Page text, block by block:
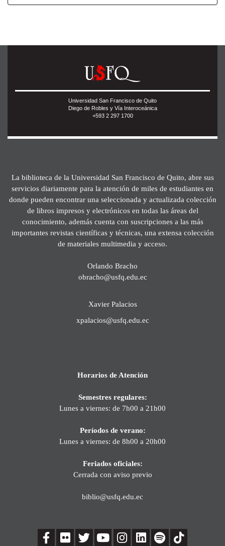
Universidad San Francisco de Quito
Diego de Robles y Vía Interoceánica
+593 2 297 1700
La biblioteca de la Universidad San Francisco de Quito, abre sus
servicios diariamente para la atención de miles de estudiantes en
donde pueden encontrar una seleccionada y actualizada colección
de libros impresos y electrónicos en todas las áreas del
conocimiento, además cuenta con suscripciones a las más
importantes revistas científicas y técnicas, una extensa colección
de materiales multimedia y acceso.
Orlando Bracho
obracho@usfq.edu.ec
Xavier Palacios
xpalacios@usfq.edu.ec
Horarios de Atención
Semestres regulares:
Lunes a viernes: de 7h00 a 21h00
Períodos de verano:
Lunes a viernes: de 8h00 a 20h00
Feriados oficiales:
Cerrada con aviso previo
biblio@usfq.edu.ec